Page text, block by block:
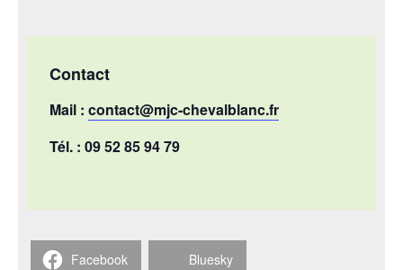
Contact
Mail : contact@mjc-chevalblanc.fr
Tél. : 09 52 85 94 79
Facebook Bluesky